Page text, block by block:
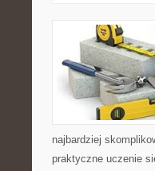
najbardziej
praktyczne uczenie